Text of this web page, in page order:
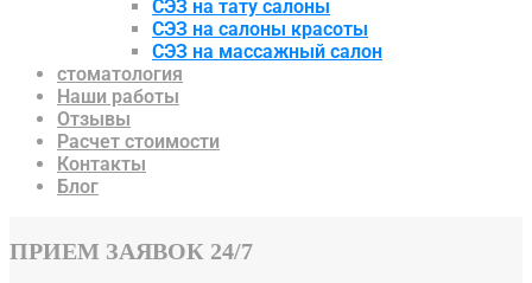
СЭЗ на тату салоны
СЭЗ на салоны красоты
СЭЗ на массажный салон
стоматология
Наши работы
Отзывы
Расчет стоимости
Контакты
Блог
ПРИЕМ ЗАЯВОК 24/7